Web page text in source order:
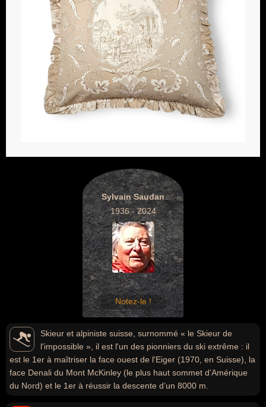
Sylvain Saudan
1936 - 2024
Notez-le !
Skieur et alpiniste suisse, surnommé « le Skieur de
l'impossible », il est l'un des pionniers du ski extrême : il
est le 1er à maîtriser la face ouest de l'Eiger (1970, en Suisse), la
face Denali du Mont McKinley (le plus haut sommet d’Amérique
du Nord) et le 1er à réussir la descente d’un 8000 m.